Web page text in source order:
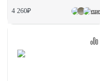
еще
4 260₽